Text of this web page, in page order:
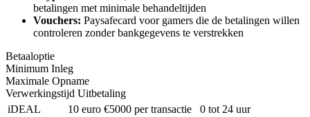
betalingen met minimale behandeltijden
Vouchers: Paysafecard voor gamers die de betalingen willen
controleren zonder bankgegevens te verstrekken
Betaaloptie
Minimum Inleg
Maximale Opname
Verwerkingstijd Uitbetaling
iDEAL
10 euro €5000 per transactie
0 tot 24 uur